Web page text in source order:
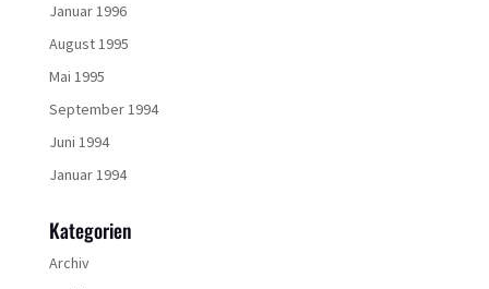
Januar 1996
August 1995
Mai 1995
September 1994
Juni 1994
Januar 1994
Kategorien
Archiv